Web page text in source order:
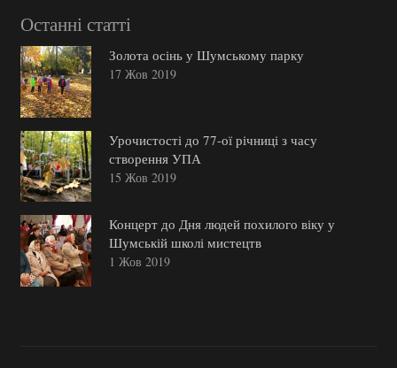
Останні статті
Золота осінь у Шумському парку
17 Жов 2019
Урочистості до 77-ої річниці з часу
створення УПА
15 Жов 2019
Концерт до Дня людей похилого віку у
Шумській школі мистецтв
1 Жов 2019